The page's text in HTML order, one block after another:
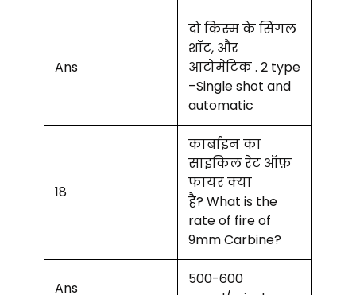
Ans
दो किस्म के सिंगल
शॉट, और
आटोमेटिक . 2 type
–Single shot and
automatic
18
कार्बाइन का
साइकिल रेट ऑफ़
फायर क्या
है? What is the
rate of fire of
9mm Carbine?
Ans
500-600